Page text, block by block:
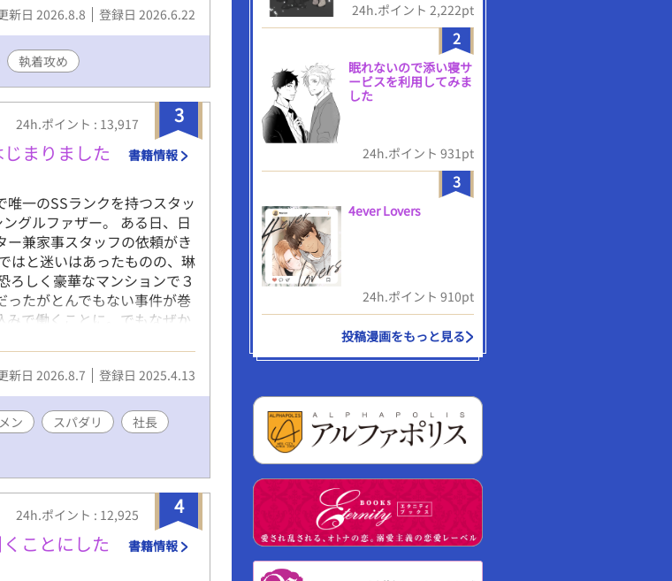
新日 2026.8.8 登録日 2026.6.22
執着攻め
3
24h.ポイント : 13,917
まりました 書籍情報
一のSSランクを持つスタッ
グルファザー。 ある日、日
兼家事スタッフの依頼がき
はと迷いはあったものの、琳
ろしく豪華なマンションで３
たがとんでもない事件が巻
で働くことに。でもなぜか
になってきて……。 シングル
ない社長とのイチャラブハッ
新日 2026.8.7 登録日 2025.4.13
ン スパダリ
社長
4
24h.ポイント : 12,925
ことにした 書籍情報
24h.ポイント 2,222pt
2
眠れないので添い寝サ
ービスを利用してみま
した
24h.ポイント 931pt
3
4ever Lovers
24h.ポイント 910pt
投稿漫画をもっと見る